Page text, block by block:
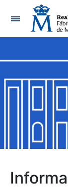
Show/Hide
Show/Hide
Show/Hide